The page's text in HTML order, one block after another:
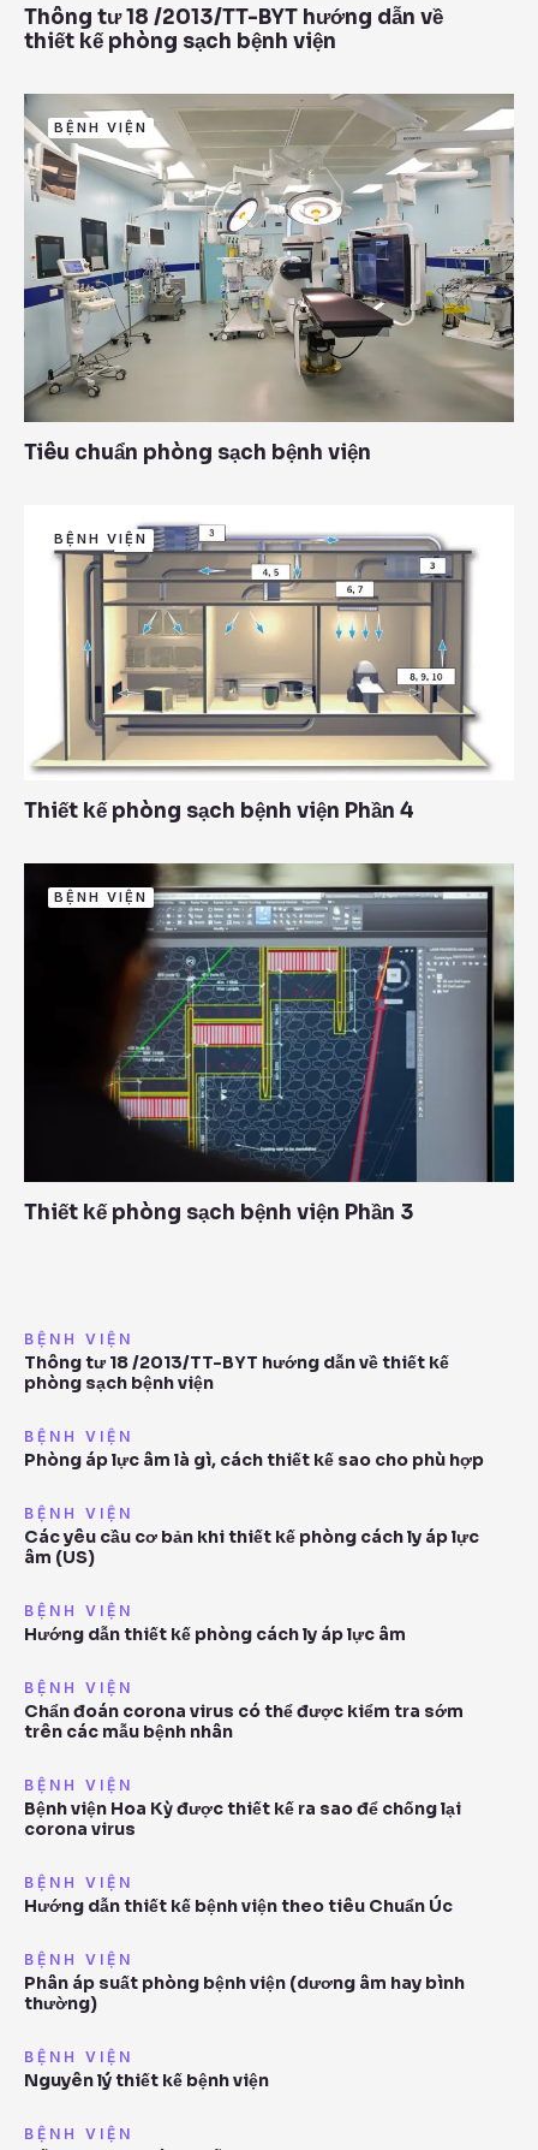
Thông tư 18 /2013/TT-BYT hướng dẫn về
thiết kế phòng sạch bệnh viện
BỆNH VIỆN
Tiêu chuẩn phòng sạch bệnh viện
BỆNH VIỆN
Thiết kế phòng sạch bệnh viện Phần 4
BỆNH VIỆN
Thiết kế phòng sạch bệnh viện Phần 3
BỆNH VIỆN
Thông tư 18 /2013/TT-BYT hướng dẫn về thiết kế
phòng sạch bệnh viện
BỆNH VIỆN
Phòng áp lực âm là gì, cách thiết kế sao cho phù hợp
BỆNH VIỆN
Các yêu cầu cơ bản khi thiết kế phòng cách ly áp lực
âm (US)
BỆNH VIỆN
Hướng dẫn thiết kế phòng cách ly áp lực âm
BỆNH VIỆN
Chẩn đoán corona virus có thể được kiểm tra sớm
trên các mẫu bệnh nhân
BỆNH VIỆN
Bệnh viện Hoa Kỳ được thiết kế ra sao để chống lại
corona virus
BỆNH VIỆN
Hướng dẫn thiết kế bệnh viện theo tiêu Chuẩn Úc
BỆNH VIỆN
Phân áp suất phòng bệnh viện (dương âm hay bình
thường)
BỆNH VIỆN
Nguyên lý thiết kế bệnh viện
BỆNH VIỆN